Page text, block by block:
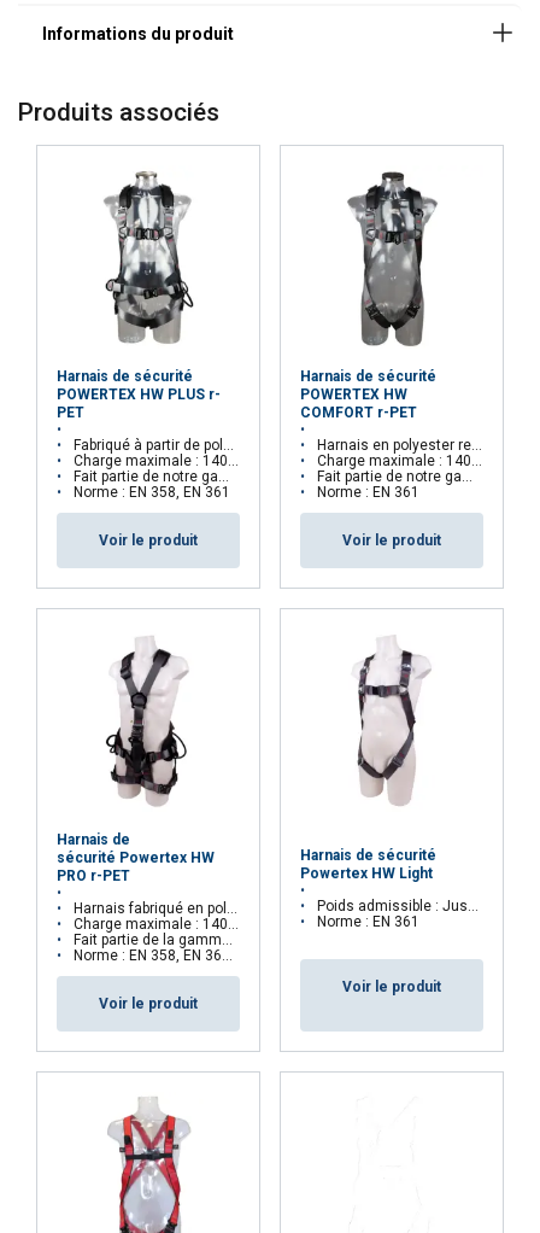
Produits associés
Harnais de sécurité
POWERTEX HW PLUS r-
PET
Fabriqué à partir de polyester recyclé (r-PET)
Charge maximale : 140 kg
Fait partie de notre gamme Aspire™
Norme : EN 358, EN 361
Voir le produit
Harnais de sécurité
POWERTEX HW
COMFORT r-PET
Harnais en polyester recyclé (r-PET)
Charge maximale : 140 kg
Fait partie de notre gamme Aspire™
Norme : EN 361
Voir le produit
Harnais de
sécurité Powertex HW
PRO r-PET
Harnais fabriqué en polyester recyclé (r-PET)
Charge maximale : 140 kg
Fait partie de la gamme Aspire™
Norme : EN 358, EN 361 et EN 813
Voir le produit
Harnais de sécurité
Powertex HW Light
Poids admissible : Jusqu'à 140 kg
Norme : EN 361
Voir le produit
Ce site Web utilise des cookies
Nous utilisons des cookies pour personnaliser le
contenu, les publicités et analyser notre trafic.
Nous partageons également des informations
les combiner avec d'autres informations que
vous leur avez fournies ou qu'ils ont collectées
lors de votre utilisation de leurs services.
Privacy Policy